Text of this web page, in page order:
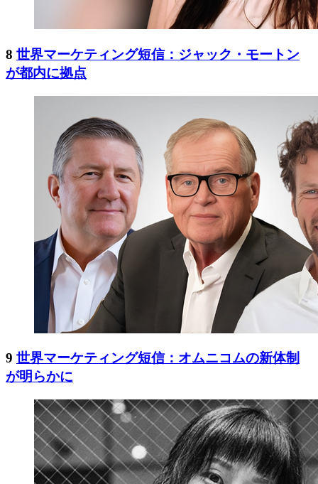
8 世界マーケティング短信：ジャック・モートン
が都内に拠点
9 世界マーケティング短信：オムニコムの新体制
が明らかに